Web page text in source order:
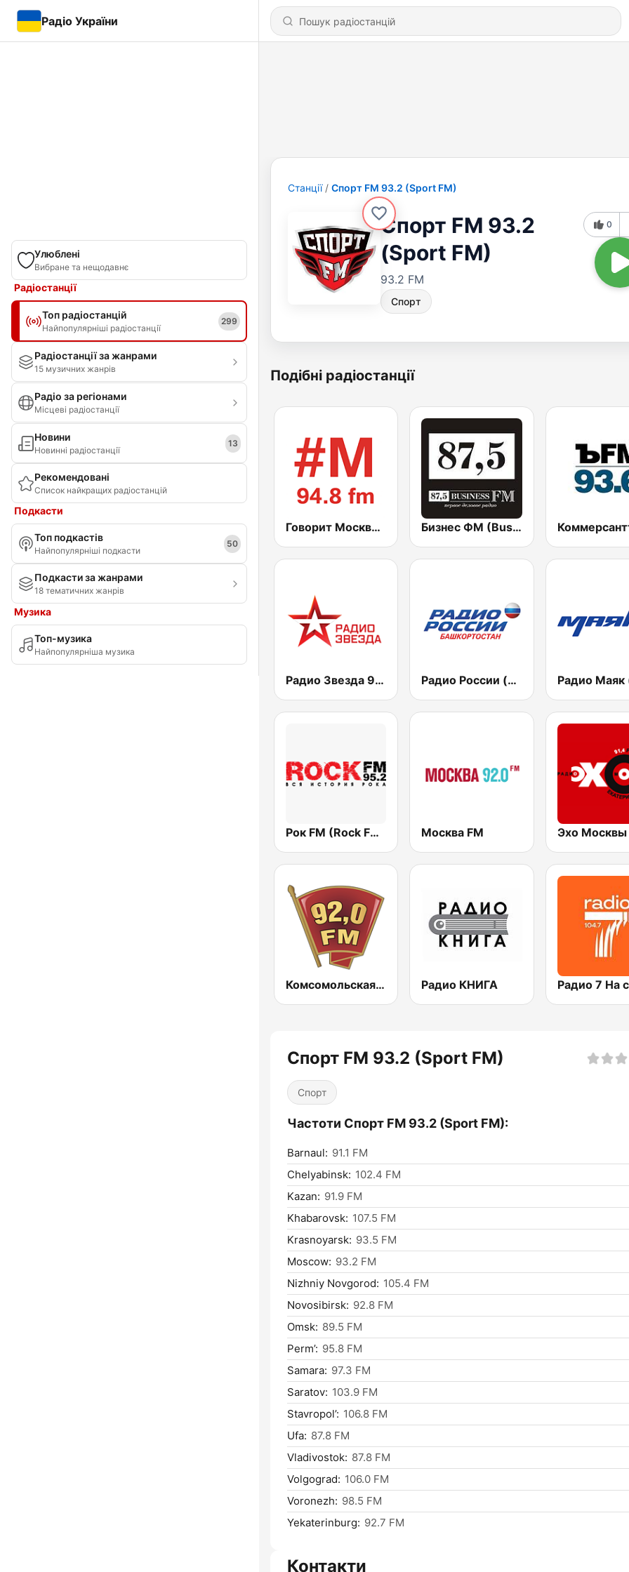
Радіо України
Улюблені
Вибране та нещодавнє
Радіостанції
Топ радіостанцій
Найпопулярніші радіостанції
299
Радіостанції за жанрами
15 музичних жанрів
Радіо за регіонами
Місцеві радіостанції
Новини
Новинні радіостанції
13
Рекомендовані
Список найкращих радіостанцій
Подкасти
Топ подкастів
Найпопулярніші подкасти
50
Подкасти за жанрами
18 тематичних жанрів
Музика
Топ-музика
Найпопулярніша музика
Станції Спорт FM 93.2 (Sport FM)
Спорт FM 93.2
(Sport FM)
93.2 FM
Спорт
0
Подібні радіостанції
Говорит Москва (Govorit Moskva) 94.8 FM Бизнес ФМ (Business FM)
Радио Звезда 95.6 FM (Radio Zvezda) Радио России (Radio Rossii) Вести Vesti
Рок FM (Rock FM 95.2) Москва FM
Комсомольская правда - Санкт-Петербург (Komsomolskaya Pravda - St. Petersburg) Радио КНИГА
Спорт FM 93.2 (Sport FM)
Спорт
Частоти Спорт FM 93.2 (Sport FM):
Barnaul: 91.1 FM
Chelyabinsk: 102.4 FM
Kazan: 91.9 FM
Khabarovsk: 107.5 FM
Krasnoyarsk: 93.5 FM
Moscow: 93.2 FM
Nizhniy Novgorod: 105.4 FM
Novosibirsk: 92.8 FM
Omsk: 89.5 FM
Perm’: 95.8 FM
Samara: 97.3 FM
Saratov: 103.9 FM
Stavropol’: 106.8 FM
Ufa: 87.8 FM
Vladivostok: 87.8 FM
Volgograd: 106.0 FM
Voronezh: 98.5 FM
Yekaterinburg: 92.7 FM
Контакти